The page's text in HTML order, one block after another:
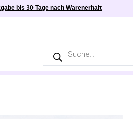
bis 30 Tage nach Warenerhalt